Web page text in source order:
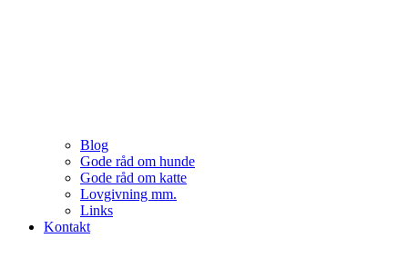
Blog
Gode råd om hunde
Gode råd om katte
Lovgivning mm.
Links
Kontakt